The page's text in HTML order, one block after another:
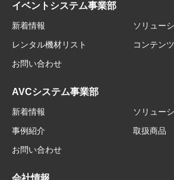
イベントシステム事業部
新着情報
ソリュー
レンタル機材リスト
コンテン
お問い合わせ
AVCシステム事業部
新着情報
ソリュー
事例紹介
取扱商品
お問い合わせ